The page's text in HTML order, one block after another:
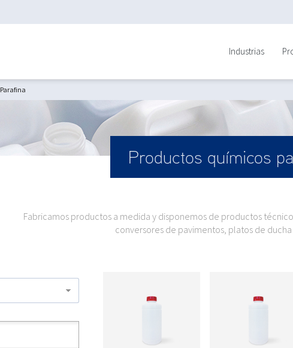
Industrias
Parafina
Productos químicos
Fabricamos productos a medida y disponemos de productos
conversores de pavimentos, platos de